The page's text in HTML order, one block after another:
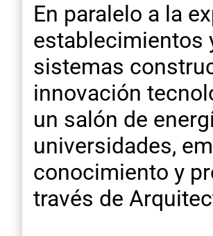
En paralelo a la
establecimientos
sistemas
innovación
un salón de
universidades,
conocimiento y
través de